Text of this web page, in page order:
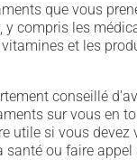
que vous
y compris les
et les
conseillé
sur vous en
utile si vous devez
santé ou faire appel